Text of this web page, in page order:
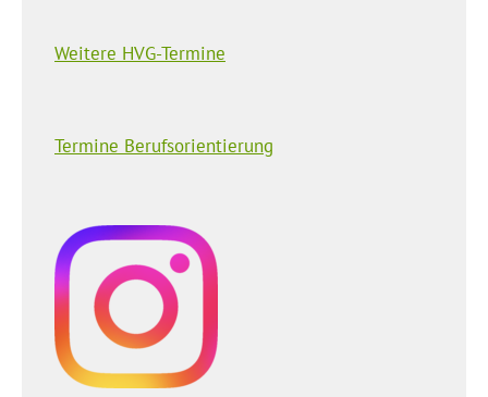
Weitere HVG-Termine
Termine Berufsorientierung